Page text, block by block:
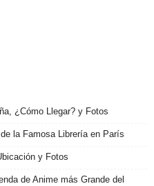
¿Cómo Llegar? y Fotos
la Famosa Librería en París
y Fotos
de Anime más Grande del